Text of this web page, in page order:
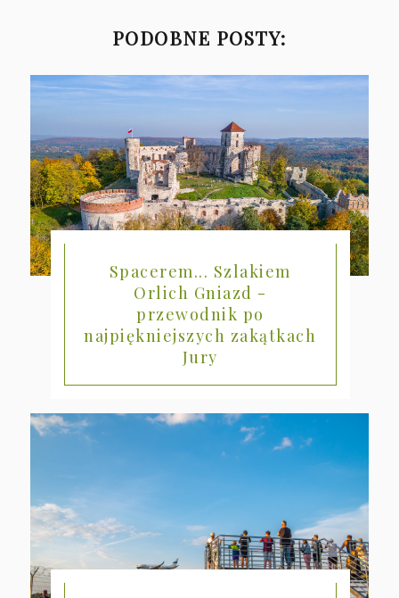
PODOBNE POSTY:
Spacerem... Szlakiem
Orlich Gniazd -
przewodnik po
najpiękniejszych zakątkach
Jury